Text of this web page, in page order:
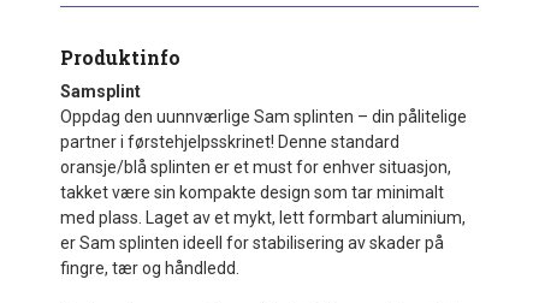
Produktinfo
Samsplint
Oppdag den uunnværlige Sam splinten – din pålitelige
partner i førstehjelpsskrinet! Denne standard
oransje/blå splinten er et must for enhver situasjon,
takket være sin kompakte design som tar minimalt
med plass. Laget av et mykt, lett formbart aluminium,
er Sam splinten ideell for stabilisering av skader på
fingre, tær og håndledd.